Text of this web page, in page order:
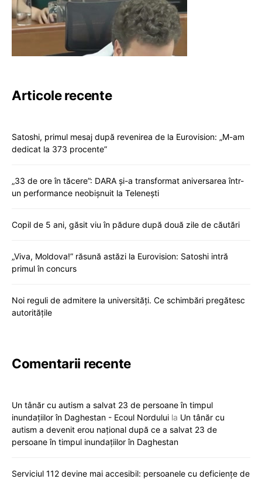
Articole recente
Satoshi, primul mesaj după revenirea de la Eurovision: „M-am
dedicat la 373 procente”
„33 de ore în tăcere”: DARA și-a transformat aniversarea într-
un performance neobișnuit la Telenești
Copil de 5 ani, găsit viu în pădure după două zile de căutări
„Viva, Moldova!” răsună astăzi la Eurovision: Satoshi intră
primul în concurs
Noi reguli de admitere la universități. Ce schimbări pregătesc
autoritățile
Comentarii recente
Un tânăr cu autism a salvat 23 de persoane în timpul
inundațiilor în Daghestan - Ecoul Nordului la Un tânăr cu
autism a devenit erou național după ce a salvat 23 de
persoane în timpul inundațiilor în Daghestan
Serviciul 112 devine mai accesibil: persoanele cu deficiențe de